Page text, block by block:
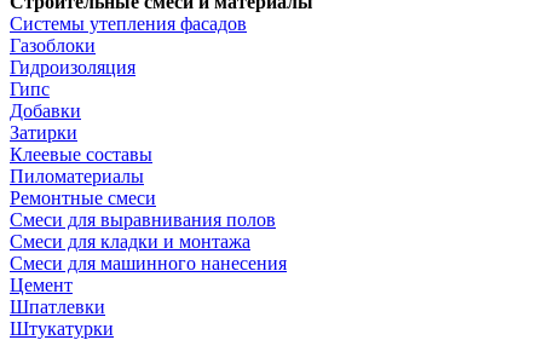
Системы утепления фасадов
Газоблоки
Гидроизоляция
Гипс
Добавки
Затирки
Клеевые составы
Пиломатериалы
Ремонтные смеси
Смеси для выравнивания полов
Смеси для кладки и монтажа
Смеси для машинного нанесения
Цемент
Шпатлевки
Штукатурки